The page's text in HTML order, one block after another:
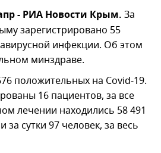
- РИА Новости Крым. За
зарегистрировано 55
инфекции. Об этом
минздраве.
положительных на Covid-19.
16 пациентов, за все
лечении находились 58 491
за сутки 97 человек, за весь